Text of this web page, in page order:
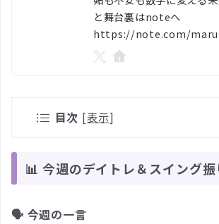
と舞台裏はnoteへ
https://note.com/
目次 [表示]
📊 今週のデイトレ＆スイング振
🗣 今週の一言